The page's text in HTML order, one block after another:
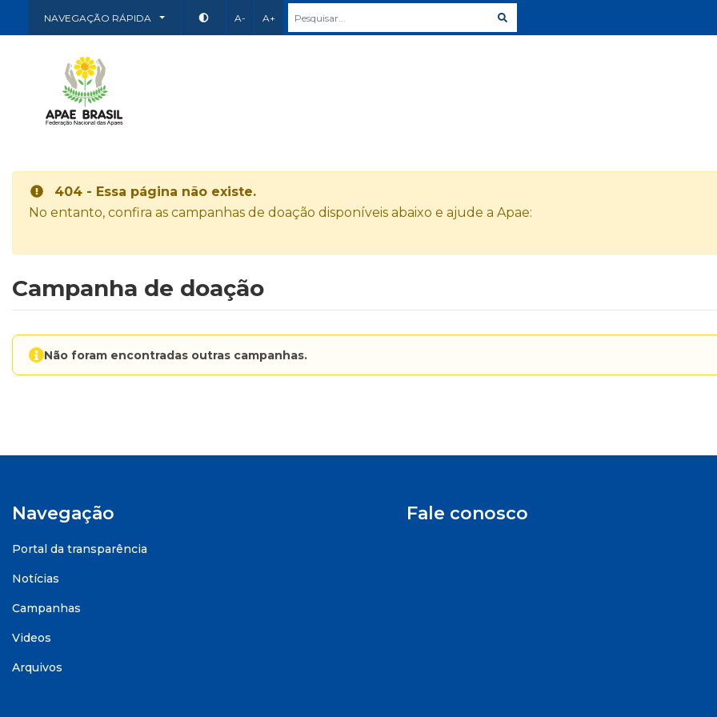
NAVEGAÇÃO RÁPIDA A- A+
404 - Essa página não existe.
No entanto, confira as campanhas de doação disponíveis abaixo e ajude a Apae:
Campanha de doação
Não foram encontradas outras campanhas.
Navegação
Portal da transparência
Notícias
Campanhas
Videos
Arquivos
Fale conosco